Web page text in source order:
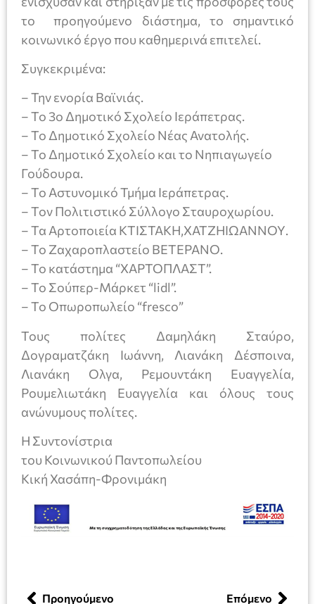
το προηγούμενο διάστημα, το σημαντικό
κοινωνικό έργο που καθημερινά επιτελεί.
Συγκεκριμένα:
– Την ενορία Βαϊνιάς.
– Το 3ο Δημοτικό Σχολείο Ιεράπετρας.
– Το Δημοτικό Σχολείο Νέας Ανατολής.
– Το Δημοτικό Σχολείο και το Νηπιαγωγείο
Γούδουρα.
– Το Αστυνομικό Τμήμα Ιεράπετρας.
– Τον Πολιτιστικό Σύλλογο Σταυροχωρίου.
– Τα Αρτοποιεία ΚΤΙΣΤΑΚΗ,ΧΑΤΖΗΙΩΑΝΝΟΥ.
– Το Ζαχαροπλαστείο ΒΕΤΕΡΑΝΟ.
– Το κατάστημα “ΧΑΡΤΟΠΛΑΣΤ”.
– Το Σούπερ-Μάρκετ “lidl”.
– To Oπωροπωλείο “fresco”
Τους πολίτες Δαμηλάκη Σταύρο,
Δογραματζάκη Ιωάννη, Λιανάκη Δέσποινα,
Λιανάκη Ολγα, Ρεμουντάκη Ευαγγελία,
Ρουμελιωτάκη Ευαγγελία και όλους τους
ανώνυμους πολίτες.
Η Συντονίστρια
του Κοινωνικού Παντοπωλείου
Κική Χασάπη-Φρονιμάκη
Προηγούμενο Επόμενο